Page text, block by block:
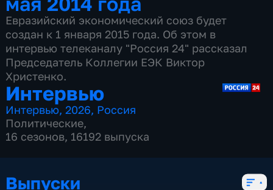
Евразийский экономический союз будет
создан к 1 января 2015 года. Об этом в
интервью телеканалу "Россия 24" рассказал
Председатель Коллегии ЕЭК Виктор
Христенко.
Интервью
Интервью,2026, Россия
Политические,
16 сезонов, 16192 выпуска
Выпуски